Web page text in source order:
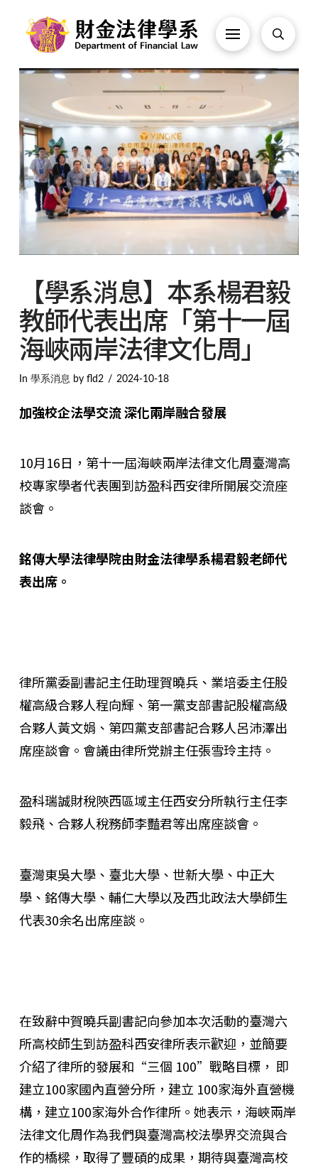
【學系消息】本系楊君毅
教師代表出席「第十一屆
海峽兩岸法律文化周」
In 學系消息 by fld2 2024-10-18
加強校企法學交流深化兩岸融合發展
10月16日，第十一屆海峽兩岸法律文化周臺灣高
校專家學者代表團到訪盈科西安律所開展交流座
談會。
銘傳大學法律學院由財金法律學系楊君毅老師代
表出席。
律所黨委副書記主任助理賀曉兵、業培委主任股
權高級合夥人程向輝、第一黨支部書記股權高級
合夥人黃文娟、第四黨支部書記合夥人呂沛澤出
席座談會。會議由律所党辦主任張雪玲主持。
盈科瑞誠財稅陝西區域主任西安分所執行主任李
毅飛、合夥人稅務師李豔君等出席座談會。
臺灣東吳大學、臺北大學、世新大學、中正大
學、銘傳大學、輔仁大學以及西北政法大學師生
代表30余名出席座談。
在致辭中賀曉兵副書記向參加本次活動的臺灣六
所高校師生到訪盈科西安律所表示歡迎，並簡要
介紹了律所的發展和“三個 100”戰略目標， 即
建立100家國內直營分所，建立 100家海外直營機
構，建立100家海外合作律所。她表示，海峽兩岸
法律文化周作為我們與臺灣高校法學界交流與合
作的橋樑，取得了豐碩的成果，期待與臺灣高校